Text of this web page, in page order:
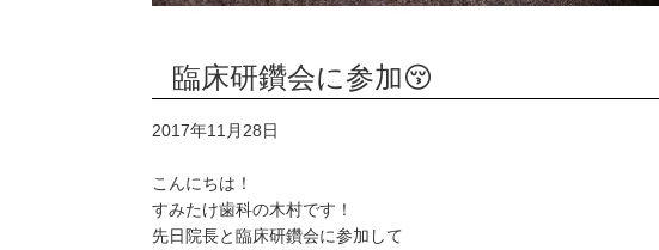
臨床研鑽会に参加😚
2017年11月28日
こんにちは！
すみたけ歯科の木村です！
先日院長と臨床研鑽会に参加して